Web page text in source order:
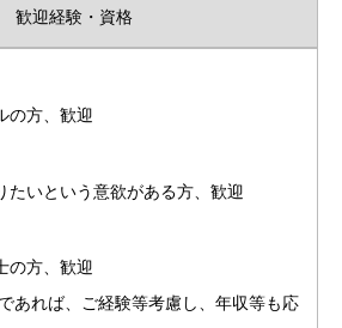
歓迎経験・資格
の方、歓迎
たいという意欲がある方、歓迎
の方、歓迎
あれば、ご経験等考慮し、年収等も応